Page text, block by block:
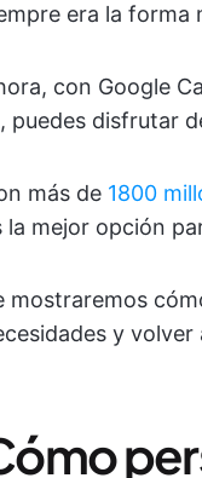
era la forma
con Google
, puedes disfrutar
más de 1800
la mejor opción
mostraremos
y